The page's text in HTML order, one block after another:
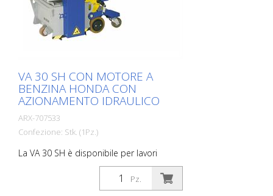
VA 30 SH CON MOTORE A
BENZINA HONDA CON
AZIONAMENTO IDRAULICO
ARX-707533
Confezione: Stk. (1Pz.)
La VA 30 SH è disponibile per lavori
pesanti di pulizia e sgrossatura. Una
macchina maneggevole e facile da usare
grazie all'alimentazione idraulica. Viene
Pz.